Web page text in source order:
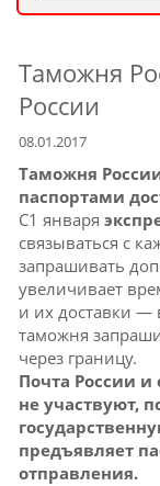
Таможня
России
08.01.2017
Таможня
паспортами
С1 января
связываться с
запрашивать
увеличивает
и их доставки
таможня
через границу.
Почта России и
не участвуют,
предъявляет
отправления.